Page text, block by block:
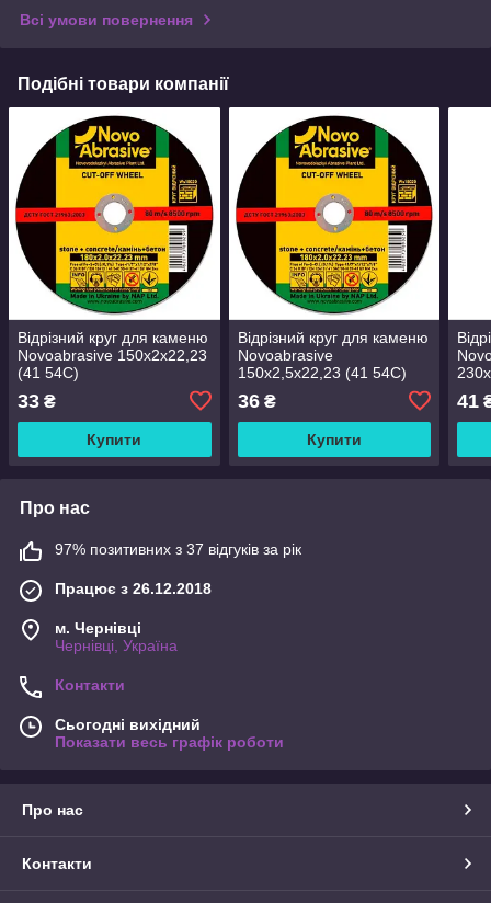
Всі умови повернення
Подібні товари компанії
Відрізний круг для каменю
Novoabrasive 150x2x22,23
(41 54С)
33 ₴
Купити
Відрізний круг для каменю
Novoabrasive
150x2,5x22,23 (41 54С)
36₴
Купити
41
Про нас
97% позитивних з 37 відгуків за рік
Працює з 26.12.2018
м. Чернівці
Чернівці, Україна
Контакти
Сьогодні вихідний
Показати весь графік роботи
Про нас
Контакти